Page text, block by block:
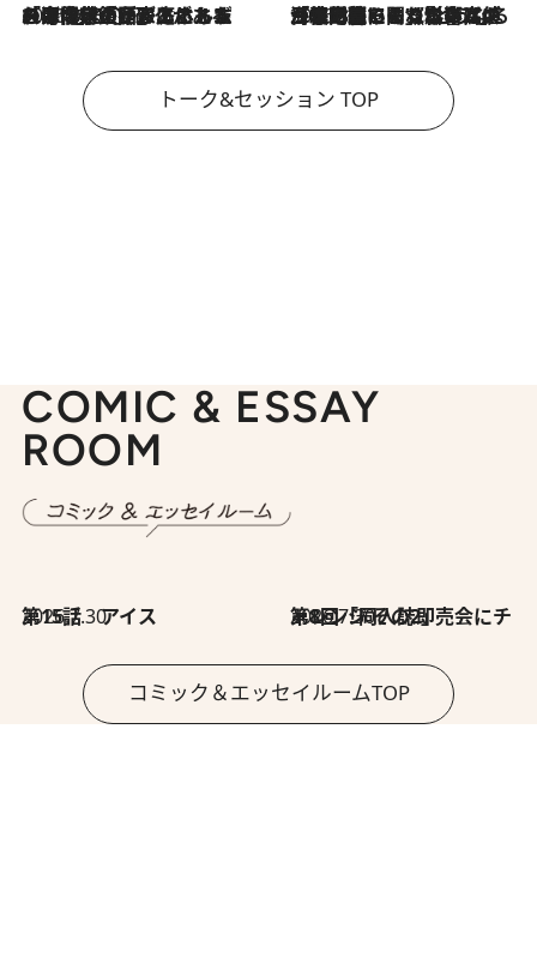
2026.8.3
「今後値上げがあるとすれば…」「リスクがあるのは今年の冬」エネルギー専門家が語る、ホルムズ海峡封鎖が家庭にもたらす“ある心配” 2026.8.3
「住宅建てられない…」「サーチャージ料の高値が続いている」ホルムズ海峡封鎖による影響はいつまで続く？《エネルギー専門家に聞く“どうなる日本の暮らし”》
トーク&セッション TOP
COMIC & ESSAY
ROOM
2026.7.30
第15話 アイス 2026.7.30
第8回「同人誌即売会にチャレンジ その2」
コミック＆エッセイルームTOP